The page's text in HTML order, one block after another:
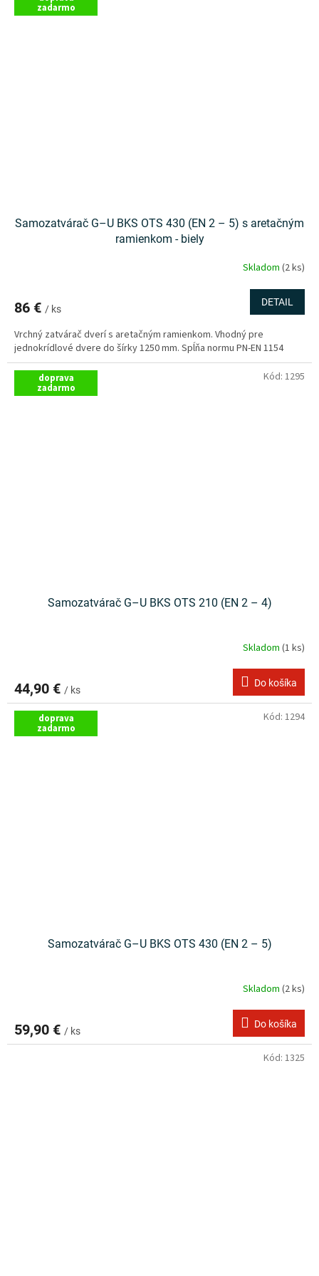
zadarmo
Samozatvárač G–U BKS OTS 430 (EN 2 – 5) s aretačným
ramienkom - biely
Skladom (2 ks)
86 € / ks
DETAIL
Vrchný zatvárač dverí s aretačným ramienkom. Vhodný pre
jednokrídlové dvere do šírky 1250 mm. Spĺňa normu PN-EN 1154
doprava
zadarmo
Samozatvárač G–U BKS OTS 210 (EN 2 – 4)
Skladom (1 ks)
44,90 € / ks
Do košíka
Kód: 1295
doprava
zadarmo
Samozatvárač G–U BKS OTS 430 (EN 2 – 5)
Skladom (2 ks)
59,90 € / ks
Do košíka
Kód: 1294
Kód: 1325